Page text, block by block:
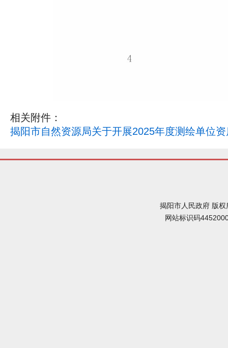
相关附件：
揭阳市自然资源局关于开展2025年度测绘单位
揭阳市人民政府 版
网站标识码